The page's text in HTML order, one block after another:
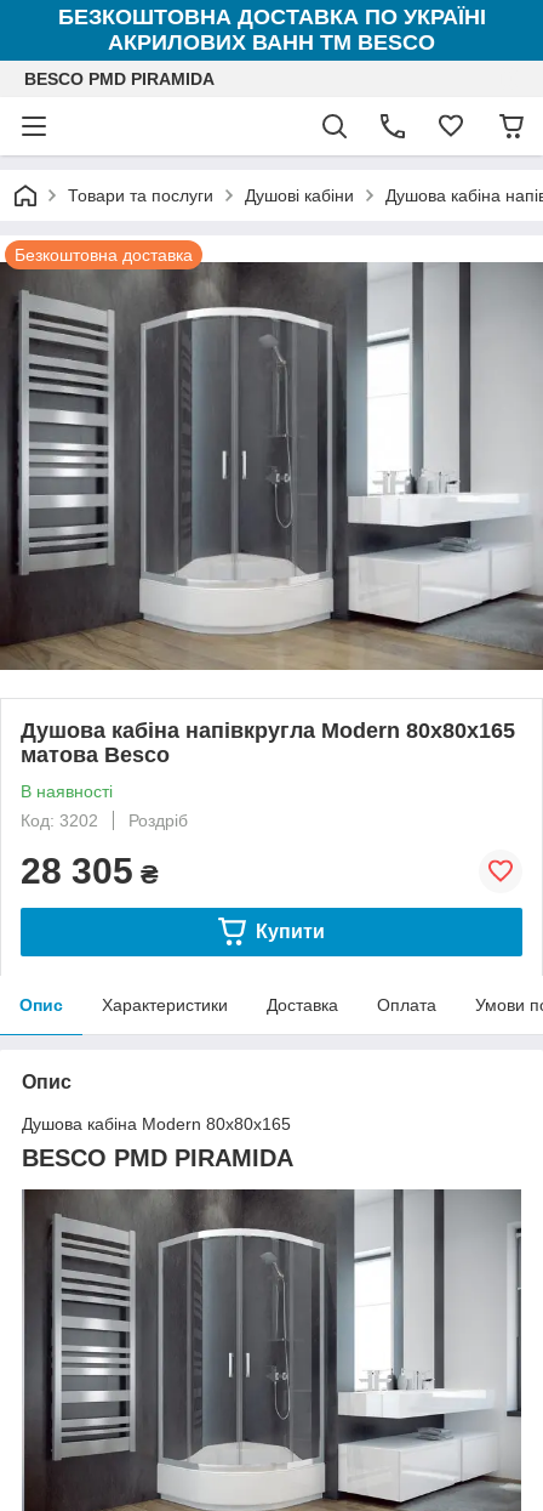
БЕЗКОШТОВНА ДОСТАВКА ПО УКРАЇНІ
АКРИЛОВИХ ВАНН ТМ BESCO
BESCO PMD PIRAMIDA
Товари та послуги Душові кабіни Душова кабіна
Безкоштовна доставка
Душова кабіна напівкругла Modern 80x80x165
матова Besco
В наявності
Код: 3202
Роздріб
28 305 ₴
Купити
Опис Характеристики Доставка Оплата Умови
Опис
Душова кабіна Modern 80x80x165
BESCO PMD PIRAMIDA